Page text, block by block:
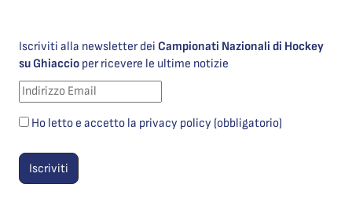
Iscriviti alla newsletter dei Campionati Nazionali di Hockey
su Ghiaccio per ricevere le ultime notizie
Ho letto e accetto la privacy policy (obbligatorio)